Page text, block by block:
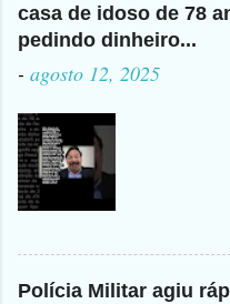
casa de idoso de 78
pedindo dinheiro...
- agosto 12, 2025
Polícia Militar agiu